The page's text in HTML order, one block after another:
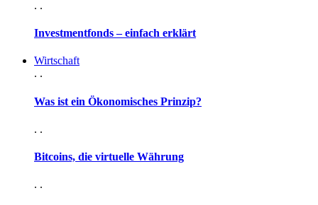
. .
Investmentfonds – einfach erklärt
Wirtschaft
. .
Was ist ein Ökonomisches Prinzip?
. .
Bitcoins, die virtuelle Währung
. .